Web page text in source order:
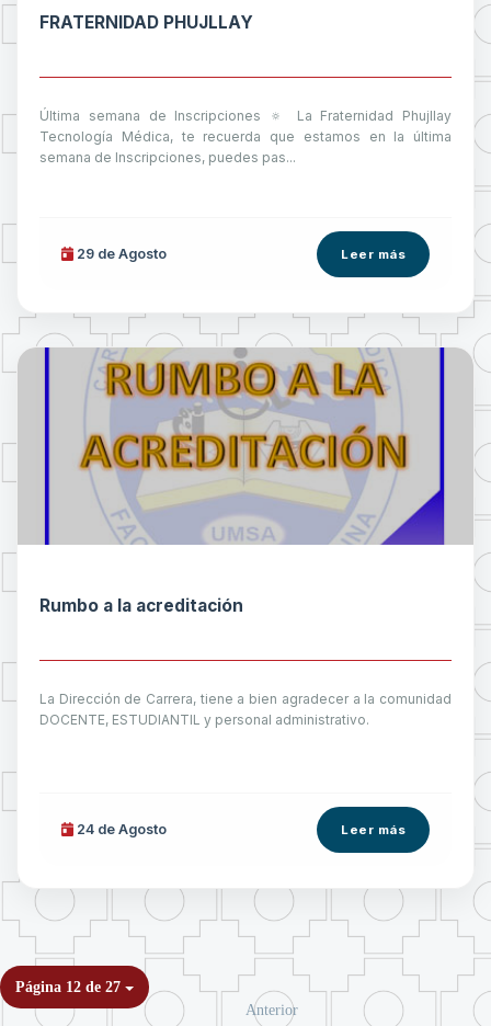
FRATERNIDAD PHUJLLAY
Última semana de Inscripciones 🔅 La Fraternidad Phujllay
Tecnología Médica, te recuerda que estamos en la última
semana de Inscripciones, puedes pas...
29 de Agosto Leer más
Rumbo a la acreditación
La Dirección de Carrera, tiene a bien agradecer a la comunidad
DOCENTE, ESTUDIANTIL y personal administrativo.
24 de Agosto Leer más
Página 12 de 27
Anterior